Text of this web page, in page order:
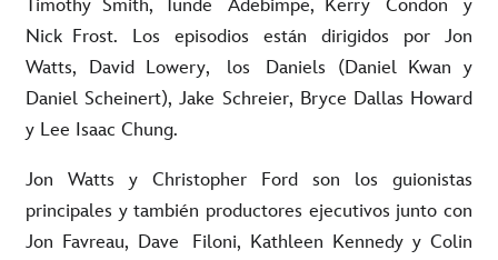
Timothy Smith, Tunde Adebimpe, Kerry Condon y
Nick Frost. Los episodios están dirigidos por Jon
Watts, David Lowery, los Daniels (Daniel Kwan y
Daniel Scheinert), Jake Schreier, Bryce Dallas Howard
y Lee Isaac Chung.
Jon Watts y Christopher Ford son los guionistas
principales y también productores ejecutivos junto con
Jon Favreau, Dave
Filoni, Kathleen Kennedy y Colin